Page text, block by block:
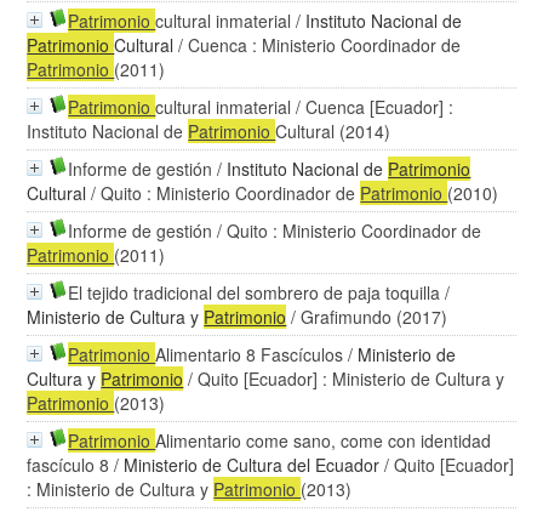
Patrimoniocultural inmaterial / Instituto Nacional de
PatrimonioCultural / Cuenca : Ministerio Coordinador de
Patrimonio (2011)
Patrimoniocultural inmaterial / Cuenca [Ecuador] :
Instituto Nacional de PatrimonioCultural (2014)
Informe de gestión / Instituto Nacional de Patrimonio
Cultural / Quito : Ministerio Coordinador de Patrimonio (2010)
Informe de gestión / Quito : Ministerio Coordinador de
Patrimonio (2011)
El tejido tradicional del sombrero de paja toquilla /
Ministerio de Cultura y Patrimonio / Grafimundo (2017)
PatrimonioAlimentario 8 Fascículos / Ministerio de
Cultura y Patrimonio / Quito [Ecuador] : Ministerio de Cultura y
Patrimonio (2013)
PatrimonioAlimentario come sano, come con identidad
fascículo 8 / Ministerio de Cultura del Ecuador / Quito [Ecuador]
: Ministerio de Cultura y Patrimonio (2013)